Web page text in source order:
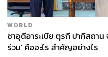
WORLD
ซาอุดีอาระเบีย ตุรกี ปากีสถา
ร่วม’ คืออะไร สำคัญอย่างไร